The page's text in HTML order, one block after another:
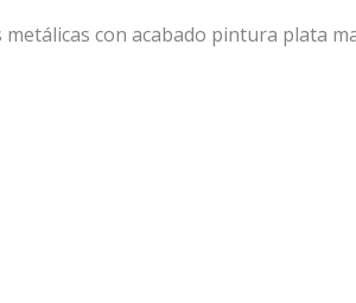
con acabado pintura plata